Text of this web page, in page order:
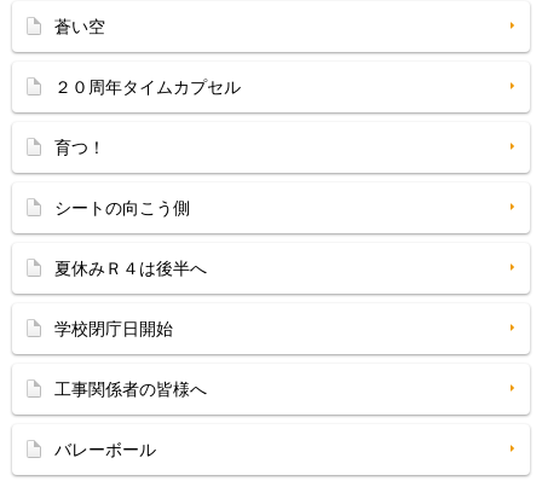
蒼い空
２０周年タイムカプセル
育つ！
シートの向こう側
夏休みＲ４は後半へ
学校閉庁日開始
工事関係者の皆様へ
バレーボール